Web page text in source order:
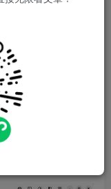
用途广泛。 它可
Pinta 的功能不
，但它确实采用分
同），并且可用
自显示器的屏幕截
的箭头。